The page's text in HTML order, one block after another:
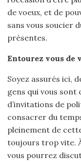
de voeux, et de
sans vous soucier
présentes.
Entourez vous de
Soyez assurés ici,
gens qui vous sont
d’invitations de
consacrer du
pleinement de
toujours trop vite.
vous pourrez